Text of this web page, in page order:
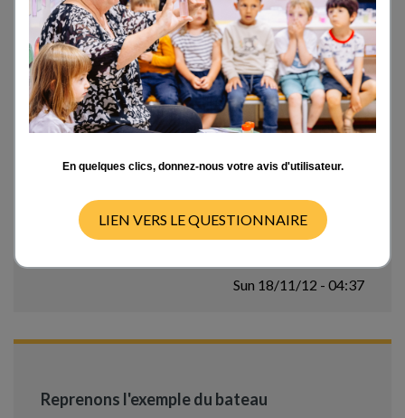
décolle de l'Equateur ( partie de Terre qui tourne à
env. 1600 km/m ) et vole à 200 km/h dans le sens de
rotation de la Terre, comment fait-il pour "avancer"
puisque celle va plus vite que lui ? Et inversement.
Je suppose qu'au décollage, il bénéficie d'une
accélération de 1600 km/h + 200 hm/h soit 1800
km/h (loi d'addition des vitesses ) mais après une fois
pour expliquer le phénomène ?
Quelle est l'explication, aussi, pour l'hélicoptère qui
Terre ? Mais qui en fait avance à 1600 km/h si
l'observateur est dans l'Espace. Quelle est
Sun 18/11/12 - 04:37
Reprenons l'exemple du bateau
En quelques clics, donnez-nous votre avis d'utilisateur.
LIEN VERS LE QUESTIONNAIRE